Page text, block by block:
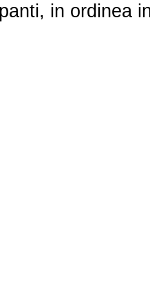
in ordinea